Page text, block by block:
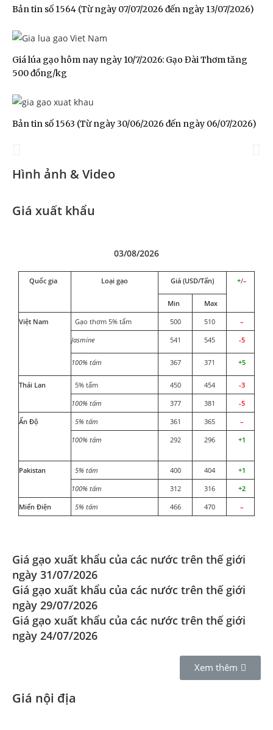
Bản tin số 1564 (Từ ngày 07/07/2026 đến ngày 13/07/2026)
Giá lúa gạo hôm nay ngày 10/7/2026: Gạo Đài Thơm tăng
500 đồng/kg
Bản tin số 1563 (Từ ngày 30/06/2026 đến ngày 06/07/2026)
Đoàn Xúc tiến Thương mại tại
Hong Kong SAR, Trung Quốc
2025
Hình ảnh & Video
Giá xuất khẩu
03/08/2026
Quốc gia Loại gạo Giá (USD/Tấn) +/–
Min
Max
Việt Nam
Gạo thơm 5% tấm 500 510
–
Jasmine
541 545 -5
100% tấm 367 371 +5
Thái Lan 5% tấm 450 454
-3
100% tấm
377 381
-5
Ấn Độ
5% tấm 361 365
–
100% tấm
292 296 +1
Pakistan 5% tấm 400 404
+1
100% tấm
312 316
+2
Miến Điện
5% tấm 466 470 –
Giá gạo xuất khẩu của các nước trên thế giới
ngày 31/07/2026
Giá gạo xuất khẩu của các nước trên thế giới
ngày 29/07/2026
Giá gạo xuất khẩu của các nước trên thế giới
ngày 24/07/2026
Xem thêm
Giá nội địa